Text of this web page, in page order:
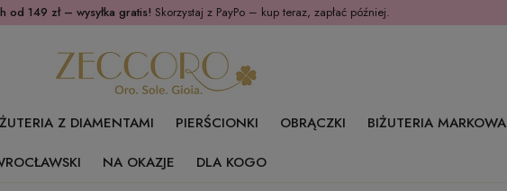
od 149 zł – wysyłka gratis! Skorzystaj z PayPo – kup teraz, zapłać później.
Z DIAMENTAMI PIERŚCIONKI OBRĄCZKI BIŻUTERIA MARKOWA
NA OKAZJE DLA KOGO